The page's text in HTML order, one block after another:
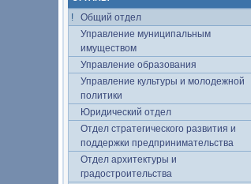
Общий отдел
Управление муниципальным
имуществом
Управление образования
Управление культуры и молодежной
политики
Юридический отдел
Отдел стратегического развития и
поддержки предпринимательства
Отдел архитектуры и
градостроительства